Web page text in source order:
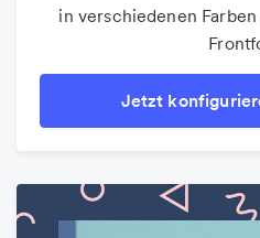
in verschiedenen
Jetzt